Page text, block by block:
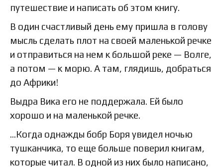
путешествие и написать об этом книгу.
В один счастливый день ему пришла в голову
мысль сделать плот на своей маленькой речке
и отправиться на нем к большой реке — Волге,
а потом — к морю. А там, глядишь, добраться
до Африки!
Выдра Вика его не поддержала. Ей было
хорошо и на маленькой речке.
…Когда однажды бобр Боря увидел ночью
тушканчика, то еще больше поверил книгам,
которые читал. В одной из них было написано,